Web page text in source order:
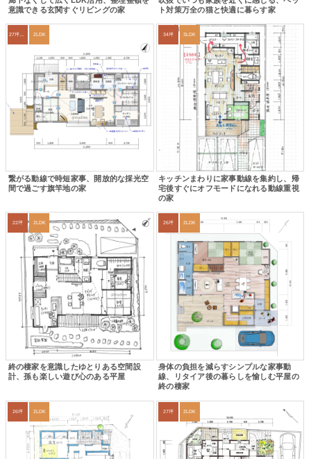
意識できる玄関すぐリビングの家
ト対策万全の猫と快適に暮らす家
2LDK
繋がる動線で時短家事、開放的な採光空
間で過ごす旗竿地の家
34坪 3LDK
キッチンまわりに家事動線を集約し、帰
宅後すぐにオフモードになれる動線重視
の家
22坪 2LDK
終の棲家を意識したゆとりある空間設
計、孫も楽しい遊び心のある平屋
26坪 2LDK
身体の負担を減らすシンプルな家事動
線、リタイア後の暮らしを愉しむ平屋の
終の棲家
26坪 2LDK 27坪 2LDK